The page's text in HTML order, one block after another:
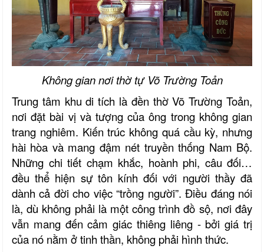
Không gian nơi thờ tự Võ Trường Toản
Trung tâm khu di tích là đền thờ Võ Trường Toản,
nơi đặt bài vị và tượng của ông trong không gian
trang nghiêm. Kiến trúc không quá cầu kỳ, nhưng
hài hòa và mang đậm nét truyền thống Nam Bộ.
Những chi tiết chạm khắc, hoành phi, câu đối…
đều thể hiện sự tôn kính đối với người thầy đã
dành cả đời cho việc “trồng người”. Điều đáng nói
là, dù không phải là một công trình đồ sộ, nơi đây
vẫn mang đến cảm giác thiêng liêng - bởi giá trị
của nó nằm ở tinh thần, không phải hình thức.